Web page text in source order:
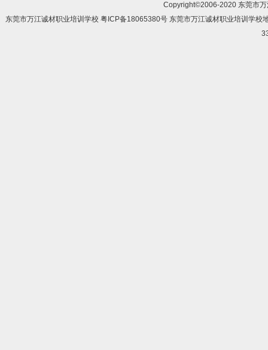
Copyright©2006-2020 东莞市
东莞市万江诚材职业培训学校 粤ICP备18065380号 东莞市万江诚材职业培训学